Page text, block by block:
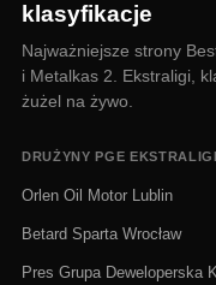
klasyfikacje
Najważniejsze strony
i Metalkas 2. Ekstraligi,
żużel na żywo.
DRUŻYNY PGE EKSTRALIGI
Orlen Oil Motor Lublin
Betard Sparta Wrocław
Pres Grupa Deweloperska